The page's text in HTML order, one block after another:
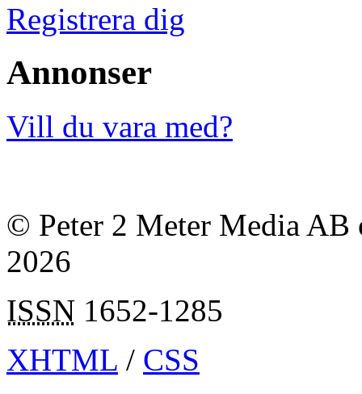
Registrera dig
Annonser
Vill du vara med?
© Peter 2 Meter Media AB
2026
ISSN 1652-1285
XHTML / CSS